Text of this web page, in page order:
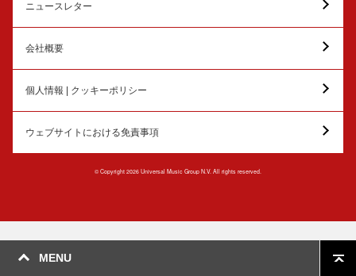
MENU
ニュースレター
会社概要
個人情報 | クッキーポリシー
ウェブサイトにおける免責事項
© Copyright 2026 Universal Music Group N.V. All rights reserved.